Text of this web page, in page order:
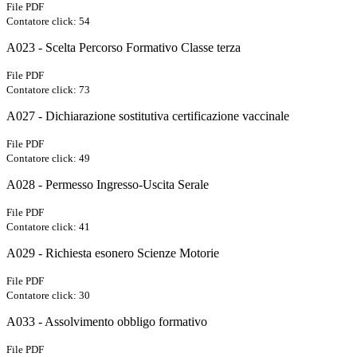
File PDF
Contatore click: 54
A023 - Scelta Percorso Formativo Classe terza
File PDF
Contatore click: 73
A027 - Dichiarazione sostitutiva certificazione vaccinale
File PDF
Contatore click: 49
A028 - Permesso Ingresso-Uscita Serale
File PDF
Contatore click: 41
A029 - Richiesta esonero Scienze Motorie
File PDF
Contatore click: 30
A033 - Assolvimento obbligo formativo
File PDF